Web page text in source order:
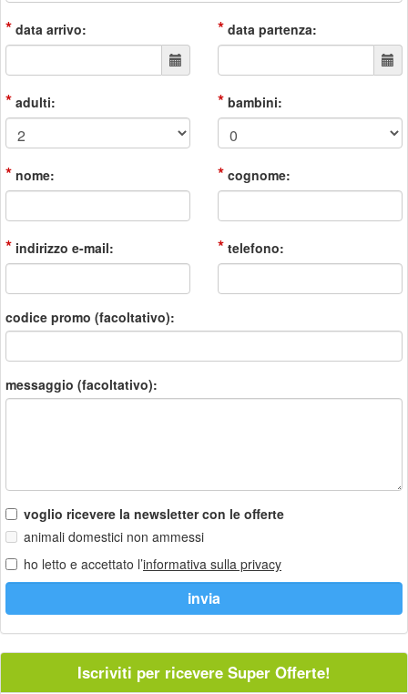
* data arrivo: * data partenza:
* adulti: * bambini:
* nome: * cognome:
* indirizzo e-mail: * telefono:
codice promo (facoltativo):
messaggio (facoltativo):
voglio ricevere la newsletter con le offerte
animali domestici non ammessi
ho letto e accettato l’informativa sulla privacy
Iscriviti per ricevere Super Offerte!